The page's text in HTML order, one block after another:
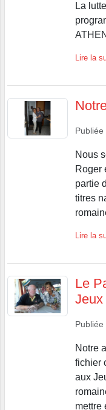
La
Lire la
Publiée
Nous
Roger
partie
titres
Lire la
Le
Publiée
Notre
fichier
aux
mettre